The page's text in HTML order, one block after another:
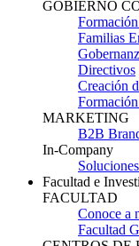
GOBIERNO
Familias
Directivos
Creación
MARKETING
B2B
In-Company
Facultad e
FACULTAD
Conoce a
Facultad